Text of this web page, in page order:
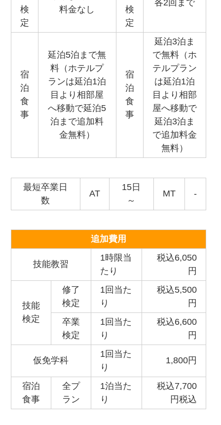
検
定
料金なし
検
定
各2回まで
宿
泊
食
事
延泊5泊まで無
料（ホテルプ
ランは延泊1泊
目より相部屋
へ移動で延泊5
泊まで追加料
金無料）
宿
泊
食
事
延泊3泊ま
で無料（ホ
テルプラン
は延泊1泊
目より相部
屋へ移動で
延泊3泊ま
で追加料金
無料）
最短卒業日
数
AT
15日
～
MT -
追加費用
技能教習
1時限当
たり
税込6,050
円
技能
検定
修了
検定
1回当た
り
税込5,500
円
卒業
検定
1回当た
り
税込6,600
円
仮免学科
1回当た
り
1,800円
宿泊
食事
全プ
ラン
1泊当た
り
税込7,700
円税込